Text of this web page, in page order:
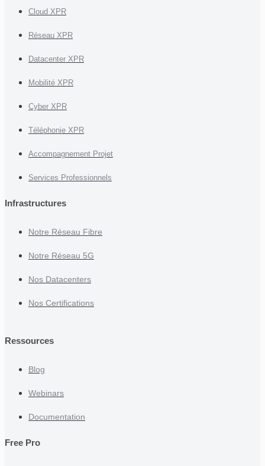
Cloud XPR
Réseau XPR
Datacenter XPR
Mobilité XPR
Cyber XPR
Téléphonie XPR
Accompagnement Projet
Services Professionnels
Infrastructures
Notre Réseau Fibre
Notre Réseau 5G
Nos Datacenters
Nos Certifications
Ressources
Blog
Webinars
Documentation
Free Pro